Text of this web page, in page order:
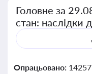
Головне за
стан: наслідки
Опрацьовано: